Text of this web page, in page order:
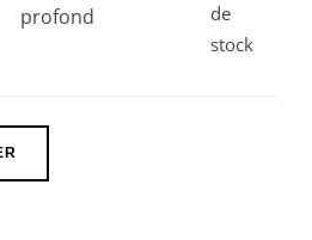
profond
de
stock